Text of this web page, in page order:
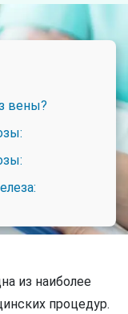
вены?
из наиболее
процедур.